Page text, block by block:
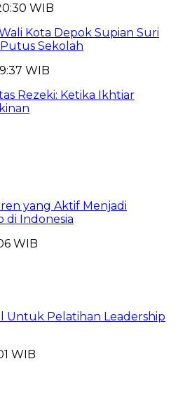
WIB
Kota Depok Supian Suri
Sekolah
WIB
Rezeki: Ketika Ikhtiar
yang Aktif Menjadi
di Indonesia
WIB
Untuk Pelatihan Leadership
WIB